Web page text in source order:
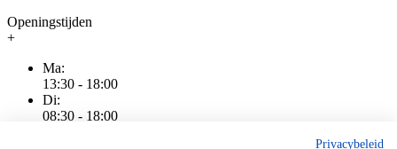
Privacybeleid
Openingstijden
+
Ma:
13:30 - 18:00
Di:
08:30 - 18:00